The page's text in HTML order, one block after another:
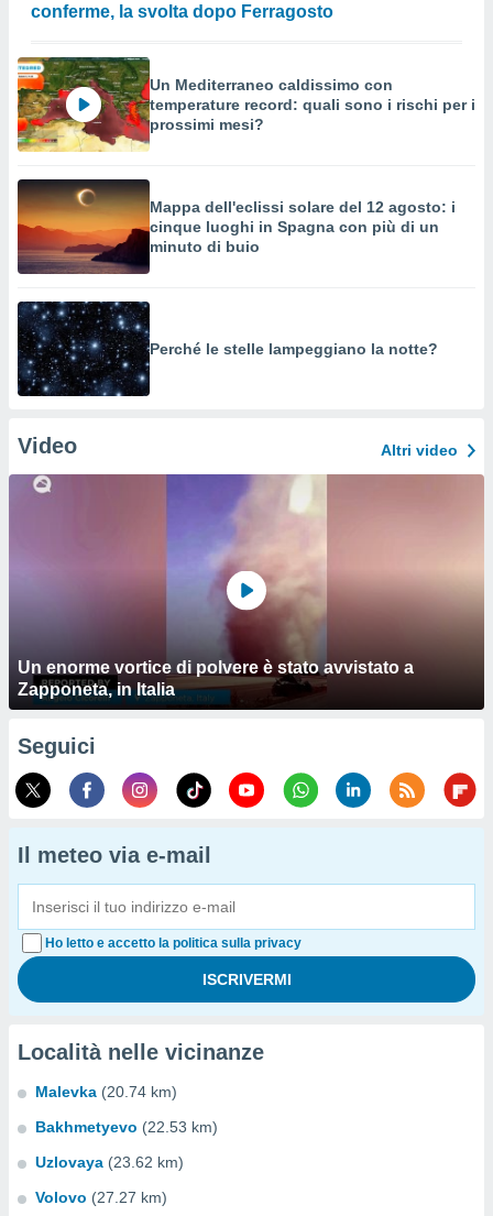
conferme, la svolta dopo Ferragosto
Un Mediterraneo caldissimo con
temperature record: quali sono i rischi per i
prossimi mesi?
Mappa dell'eclissi solare del 12 agosto: i
cinque luoghi in Spagna con più di un
minuto di buio
Perché le stelle lampeggiano la notte?
Video Altri video
Un enorme vortice di polvere è stato avvistato a
Zapponeta, in Italia
Seguici
Il meteo via e-mail
Ho letto e accetto la politica sulla privacy
Località nelle vicinanze
Malevka (20.74 km)
Bakhmetyevo (22.53 km)
Uzlovaya (23.62 km)
Volovo (27.27 km)